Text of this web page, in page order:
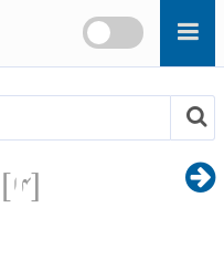
Skip to main content
[۱۴]